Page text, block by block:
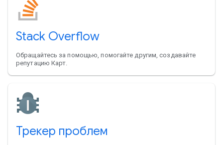
Stack Overflow
Обращайтесь за помощью, помогайте другим, создавайте
репутацию Карт.
Трекер проблем